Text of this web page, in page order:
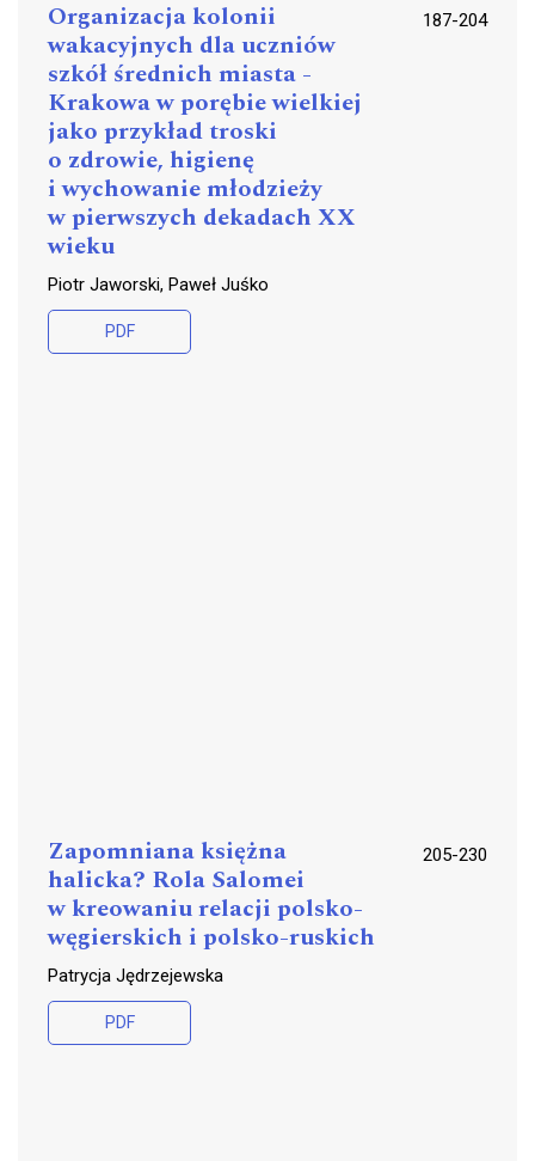
Organizacja kolonii
wakacyjnych dla uczniów
szkół średnich miasta ­
Krakowa w porębie wielkiej
jako przykład troski
o zdrowie, higienę
i wychowanie młodzieży
w pierwszych dekadach XX
wieku
187-204
Piotr Jaworski, Paweł Juśko
PDF
Zapomniana księżna
halicka? Rola Salomei
w kreowaniu relacji polsko-
węgierskich i polsko-ruskich
205-230
Patrycja Jędrzejewska
PDF